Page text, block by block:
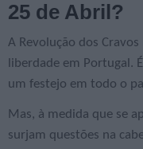
25 de Abril?
A Revolução dos
liberdade em Portugal.
um festejo em todo o
Mas, à medida que se
surjam questões na